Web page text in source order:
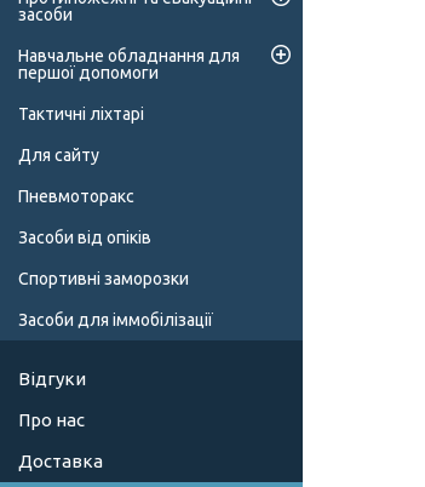
засоби
Навчальне обладнання для
першої допомоги
Тактичні ліхтарі
Для сайту
Пневмоторакс
Засоби від опіків
Спортивні заморозки
Засоби для іммобілізації
Відгуки
Про нас
Доставка